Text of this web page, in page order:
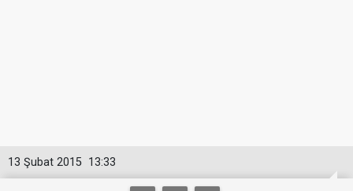
13:33
13 Şubat 2015